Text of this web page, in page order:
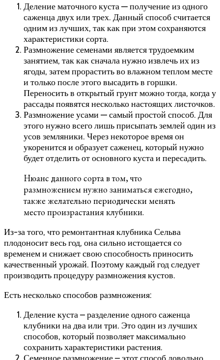
Деление маточного куста — получение из одного
саженца двух или трех. Данный способ считается
одним из лучших, так как при этом сохраняются
характеристики сорта.
Размножение семенами является трудоемким
занятием, так как сначала нужно извлечь их из
ягоды, затем прорастить во влажном теплом месте
и только после этого высадить в горшки.
Переносить в открытый грунт можно тогда, когда у
рассады появятся несколько настоящих листочков.
Размножение усами — самый простой способ. Для
этого нужно всего лишь присыпать землей один из
усов земляники. Через некоторое время он
укоренится и образует саженец, который нужно
будет отделить от основного куста и пересадить.
Нюанс данного сорта в том, что
размножением нужно заниматься ежегодно,
также желательно периодически менять
место произрастания клубники.
Из-за того, что ремонтантная клубника Сельва
плодоносит весь год, она сильно истощается со
временем и снижает свою способность приносить
качественный урожай. Поэтому каждый год следует
производить процедуру размножения кустов.
Есть несколько способов размножения:
Деление куста – разделение одного саженца
клубники на два или три. Это один из лучших
способов, который позволяет максимально
сохранить характеристики растения.